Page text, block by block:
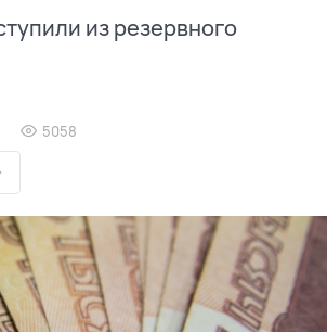
из резервного
5058